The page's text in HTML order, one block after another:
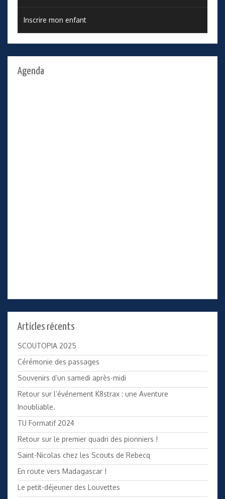
Inscrire mon enfant
Agenda
Articles récents
SCOUTOPIA 2025
Cérémonie des passages
Souvenirs d’un samedi après-midi
Retour sur l’événement K8strax : une Aventure
Inoubliable.
TU Formatif 2024
Retour sur le premier quadri des pionniers !
Saint-Nicolas chez les Scouts de Rebecq
En route vers Madagascar !
Le petit-déjeuner des Louvettes